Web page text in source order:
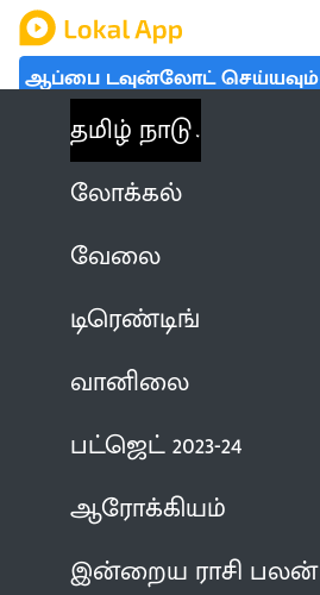
ஆப்பை டவுன்லோட் செய்யவும்
தமிழ் நாடு
லோக்கல்
வேலை
டிரெண்டிங்
வானிலை
பட்ஜெட் 2023-24
ஆரோக்கியம்
இன்றைய ராசி பலன்